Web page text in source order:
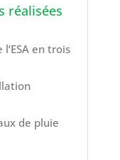
réalisées
en trois
de pluie